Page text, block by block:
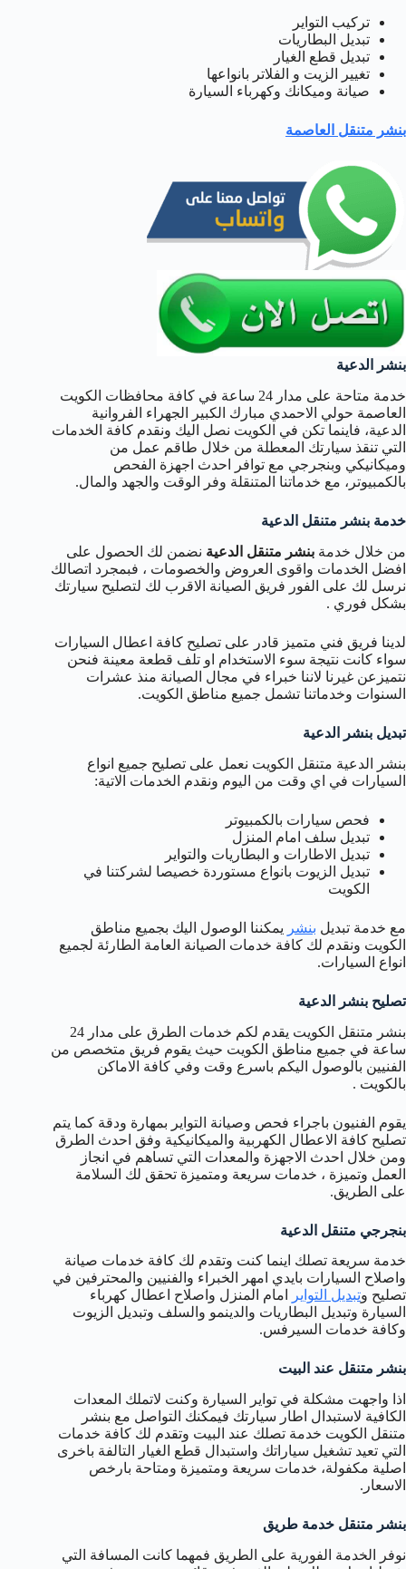
تركيب التواير
تبديل البطاريات
تبديل قطع الغيار
تغيير الزيت و الفلاتر بانواعها
صيانة وميكانك وكهرباء السيارة
بنشر متنقل العاصمة
بنشر الدعية
خدمة متاحة على مدار 24 ساعة في كافة محافظات الكويت
العاصمة حولي الاحمدي مبارك الكبير الجهراء الفروانية
الدعية، فاينما تكن في الكويت نصل اليك ونقدم كافة الخدمات
التي تنقذ سيارتك المعطلة من خلال طاقم عمل من
وميكانيكي وبنجرجي مع توافر احدث اجهزة الفحص
بالكمبيوتر، مع خدماتنا المتنقلة وفر الوقت والجهد والمال.
خدمة بنشر متنقل الدعية
من خلال خدمة بنشر متنقل الدعية نضمن لك الحصول على
افضل الخدمات واقوى العروض والخصومات ، فبمجرد اتصالك
نرسل لك على الفور فريق الصيانة الاقرب لك لتصليح سيارتك
بشكل فوري .
لدينا فريق فني متميز قادر على تصليح كافة اعطال السيارات
سواء كانت نتيجة سوء الاستخدام او تلف قطعة معينة فنحن
نتميزعن غيرنا لاننا خبراء في مجال الصيانة منذ عشرات
السنوات وخدماتنا تشمل جميع مناطق الكويت.
تبديل بنشر الدعية
بنشر الدعية متنقل الكويت نعمل على تصليح جميع انواع
السيارات في اي وقت من اليوم ونقدم الخدمات الاتية:
فحص سيارات بالكمبيوتر
تبديل سلف امام المنزل
تبديل الاطارات و البطاريات والتواير
تبديل الزيوت بانواع مستوردة خصيصا لشركتنا في
الكويت
مع خدمة تبديل بنشر يمكننا الوصول اليك بجميع مناطق
الكويت ونقدم لك كافة خدمات الصيانة العامة الطارئة لجميع
انواع السيارات.
تصليح بنشر الدعية
بنشر متنقل الكويت يقدم لكم خدمات الطرق على مدار 24
ساعة في جميع مناطق الكويت حيث يقوم فريق متخصص من
الفنيين بالوصول اليكم باسرع وقت وفي كافة الاماكن
بالكويت .
يقوم الفنيون باجراء فحص وصيانة التواير بمهارة ودقة كما يتم
تصليح كافة الاعطال الكهربية والميكانيكية وفق احدث الطرق
ومن خلال احدث الاجهزة والمعدات التي تساهم في انجاز
العمل وتميزة ، خدمات سريعة ومتميزة تحقق لك السلامة
على الطريق.
بنجرجي متنقل الدعية
خدمة سريعة تصلك اينما كنت وتقدم لك كافة خدمات صيانة
واصلاح السيارات بايدي امهر الخبراء والفنيين والمحترفين في
تصليح وتبديل التواير
امام المنزل واصلاح اعطال كهرباء
السيارة وتبديل البطاريات والدينمو والسلف وتبديل الزيوت
وكافة خدمات السيرفس.
بنشر متنقل عند البيت
اذا واجهت مشكلة في تواير السيارة وكنت لاتملك المعدات
الكافية لاستبدال اطار سيارتك فيمكنك التواصل مع بنشر
متنقل الكويت خدمة تصلك عند البيت وتقدم لك كافة خدمات
التي تعيد تشغيل سياراتك واستبدال قطع الغيار التالفة باخرى
اصلية مكفولة، خدمات سريعة ومتميزة ومتاحة بارخص
الاسعار.
بنشر متنقل خدمة طريق
نوفر الخدمة الفورية على الطريق فمهما كانت المسافة التي